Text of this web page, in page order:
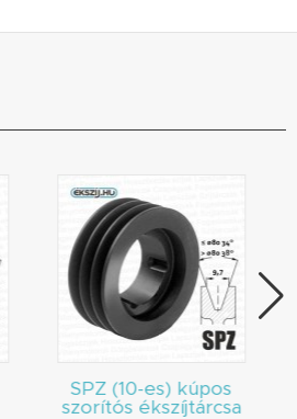
SPZ (10-es) kúpos
szorítós ékszíjtárcsa